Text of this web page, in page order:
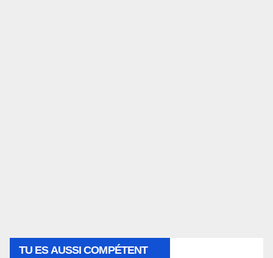
TU ES AUSSI COMPÉTENT